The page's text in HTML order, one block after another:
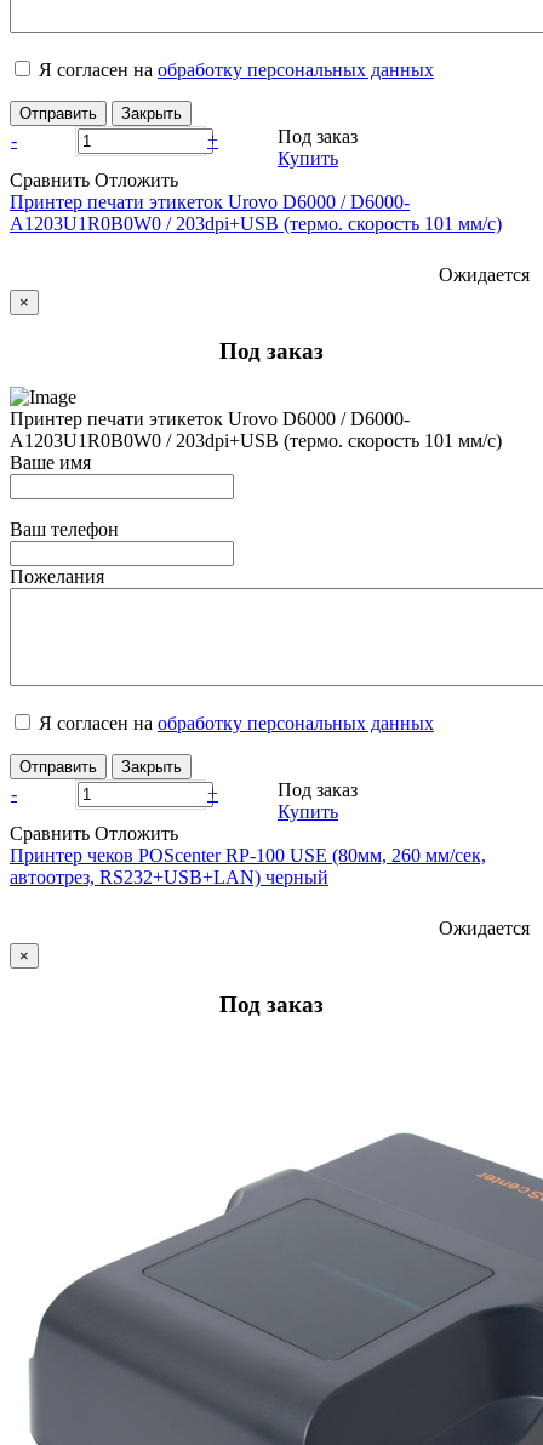
Я согласен на обработку персональных данных
Отправить Закрыть
- +
Под заказ
Купить
Сравнить Отложить
Принтер печати этикеток Urovo D6000 / D6000-
A1203U1R0B0W0 / 203dpi+USB (термо. скорость 101 мм/с)
Ожидается
×
Под заказ
Принтер печати этикеток Urovo D6000 / D6000-
A1203U1R0B0W0 / 203dpi+USB (термо. скорость 101 мм/с)
Ваше имя
Ваш телефон
Пожелания
Я согласен на обработку персональных данных
Отправить Закрыть
- +
Под заказ
Купить
Сравнить Отложить
Принтер чеков POScenter RP-100 USE (80мм, 260 мм/сек,
автоотрез, RS232+USB+LAN) черный
Ожидается
×
Под заказ